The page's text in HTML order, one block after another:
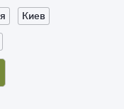
Киев